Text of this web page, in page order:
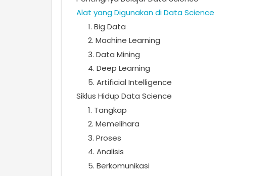
Alat yang Digunakan di Data Science
1. Big Data
2. Machine Learning
3. Data Mining
4. Deep Learning
5. Artificial Intelligence
Siklus Hidup Data Science
1. Tangkap
2. Memelihara
3. Proses
4. Analisis
5. Berkomunikasi